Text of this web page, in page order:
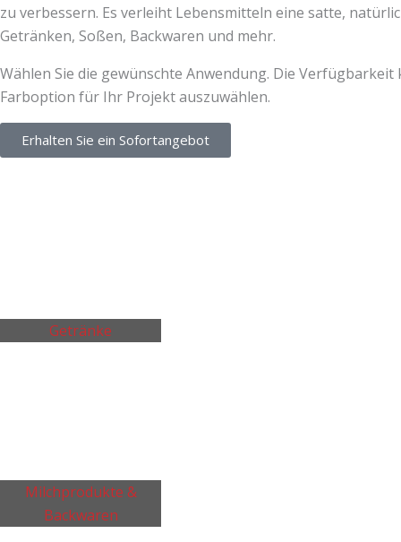
zu verbessern. Es verleiht Lebensmitteln eine satte,
Getränken, Soßen, Backwaren und mehr.
Wählen Sie die gewünschte Anwendung. Die
Farboption für Ihr Projekt auszuwählen.
Erhalten Sie ein Sofortangebot
Getränke
Milchprodukte &
Backwaren